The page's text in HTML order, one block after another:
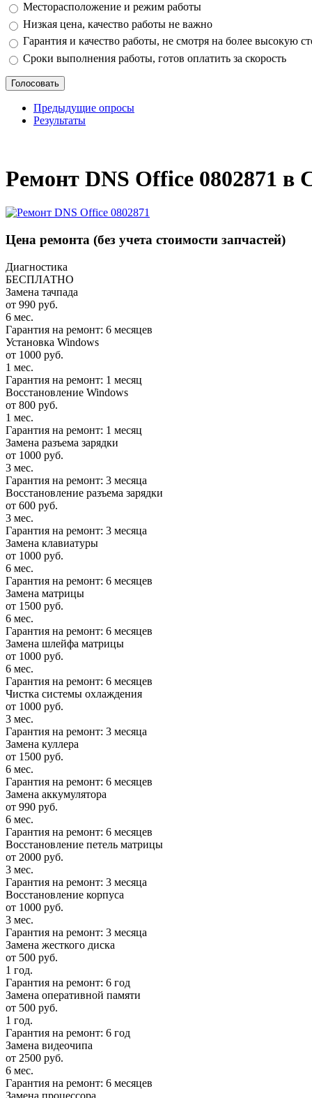
Варианты
Месторасположение и режим работы
Низкая цена, качество работы не важно
Гарантия и качество работы, не смотря на более высокую
Сроки выполнения работы, готов оплатить за скорость
Предыдущие опросы
Результаты
Ремонт DNS Office 0802871 в
Цена ремонта (без учета стоимости запчастей)
Диагностика
БЕСПЛАТНО
Замена тачпада
от 990 руб.
6 мес.
Гарантия на ремонт: 6 месяцев
Установка Windows
от 1000 руб.
1 мес.
Гарантия на ремонт: 1 месяц
Восстановление Windows
от 800 руб.
1 мес.
Гарантия на ремонт: 1 месяц
Замена разъема зарядки
от 1000 руб.
3 мес.
Гарантия на ремонт: 3 месяца
Восстановление разъема зарядки
от 600 руб.
3 мес.
Гарантия на ремонт: 3 месяца
Замена клавиатуры
от 1000 руб.
6 мес.
Гарантия на ремонт: 6 месяцев
Замена матрицы
от 1500 руб.
6 мес.
Гарантия на ремонт: 6 месяцев
Замена шлейфа матрицы
от 1000 руб.
6 мес.
Гарантия на ремонт: 6 месяцев
Чистка системы охлаждения
от 1000 руб.
3 мес.
Гарантия на ремонт: 3 месяца
Замена куллера
от 1500 руб.
6 мес.
Гарантия на ремонт: 6 месяцев
Замена аккумулятора
от 990 руб.
6 мес.
Гарантия на ремонт: 6 месяцев
Восстановление петель матрицы
от 2000 руб.
3 мес.
Гарантия на ремонт: 3 месяца
Восстановление корпуса
от 1000 руб.
3 мес.
Гарантия на ремонт: 3 месяца
Замена жесткого диска
от 500 руб.
1 год.
Гарантия на ремонт: 6 год
Замена оперативной памяти
от 500 руб.
1 год.
Гарантия на ремонт: 6 год
Замена видеочипа
от 2500 руб.
6 мес.
Гарантия на ремонт: 6 месяцев
Замена процессора